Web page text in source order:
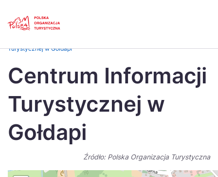
Česká
Dansk
Italiano
日本
Turystycznej w Gołdapi
Centrum Informacji
Turystycznej w
Gołdapi
Źródło: Polska Organizacja Turystyczna